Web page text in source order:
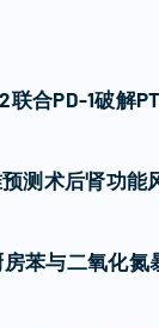
合PD-1破解
测术后肾功能
苯与二氧化氮